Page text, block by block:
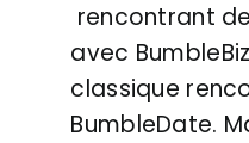
rencontrant
avec
classique
BumbleDate.